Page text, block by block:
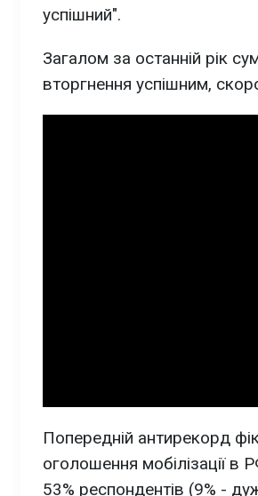
успішний".
Загалом за останній рік
вторгнення успішним,
Попередній антирекорд
оголошення мобілізації в
53% респондентів (9% -